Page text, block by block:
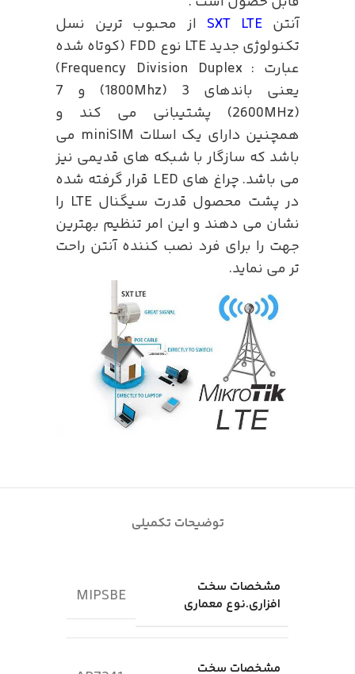
آنتن SXT LTE از محبوب ترین نسل
تکنولوژی جدید LTE نوع FDD (کوتاه شده
عبارت : Frequency Division Duplex)
یعنی باندهای 3 (1800Mhz) و 7
(2600MHz) پشتیبانی می کند و
همچنین دارای یک اسلات miniSIM می
باشد که سازگار با شبکه های قدیمی نیز
می باشد. چراغ های LED قرار گرفته شده
در پشت محصول قدرت سیگنال LTE را
نشان می دهند و این امر تنظیم بهترین
جهت را برای فرد نصب کننده آنتن راحت
تر می نماید.
توضیحات تکمیلی
مشخصات سخت
افزاری.نوع معماری
MIPSBE
مشخصات سخت